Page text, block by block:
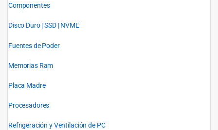
Componentes
Disco Duro | SSD | NVME
Fuentes de Poder
Memorias Ram
Placa Madre
Procesadores
Refrigeración y Ventilación de PC